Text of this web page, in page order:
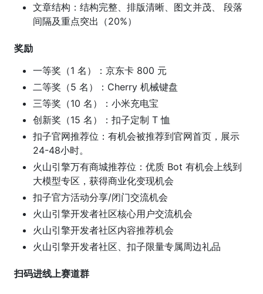
文章结构：结构完整、排版清晰、图文并茂、 段落
间隔及重点突出（20%）
奖励
一等奖（1 名）：京东卡 800 元
二等奖（5 名）：Cherry 机械键盘
三等奖（10 名）：小米充电宝
创新奖（15 名）：扣子定制 T 恤
扣子官网推荐位：有机会被推荐到官网首页，展示
24-48小时。
火山引擎万有商城推荐位：优质 Bot 有机会上线到
大模型专区，获得商业化变现机会
扣子官方活动分享/闭门交流机会
火山引擎开发者社区核心用户交流机会
火山引擎开发者社区内容推荐机会
火山引擎开发者社区、扣子限量专属周边礼品
扫码进线上赛道群